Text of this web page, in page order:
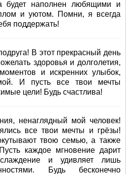
будет наполнен любящими и
и уютом. Помни, я всегда
поддержать!
В этот прекрасный день
здоровья и долголетия,
и искренних улыбок,
И пусть все твои мечты
цели! Будь счастлива!
ненаглядный мой человек!
все твои мечты и грёзы!
твою семью, а также
каждое мгновение дарит
и удивляет лишь
Будь бесконечно